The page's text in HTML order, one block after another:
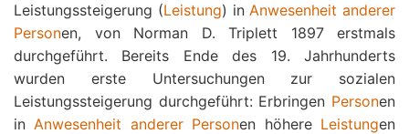
Leistungssteigerung (Leistung) inAnwesenheit anderer
Personen, von Norman D. Triplett 1897 erstmals
durchgeführt. Bereits Ende des 19. Jahrhunderts
wurden erste Untersuchungen zur sozialen
Leistungssteigerung durchgeführt: Erbringen Personen
inAnwesenheit anderer Personen höhere Leistungen